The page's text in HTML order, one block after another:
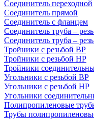
Соединитель переходной
Соединитель прямой
Соединитель с фланцем
Соединитель труба –
Соединитель труба –
Тройники с резьбой ВР
Тройники с резьбой НР
Тройники
Угольники с резьбой ВР
Угольники с резьбой НР
Угольники
Полипропиленовые
Трубы